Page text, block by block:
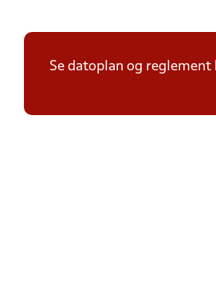
Se datoplan og reglement